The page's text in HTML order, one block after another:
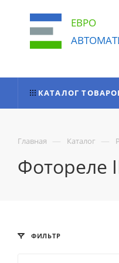
ЕВРО
КАТАЛОГ
Главная — Каталог —
Фотореле
ФИЛЬТР